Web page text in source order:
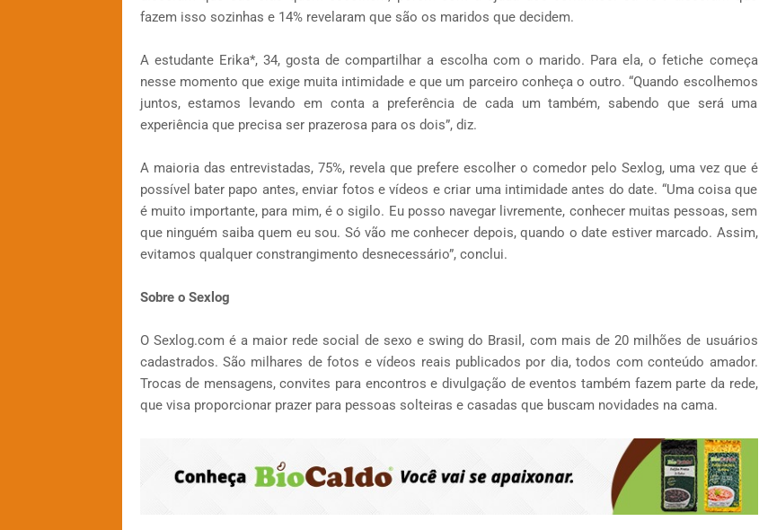
fazem isso sozinhas e 14% revelaram que são os maridos que decidem.
A estudante Erika*, 34, gosta de compartilhar a escolha com o marido. Para ela, o fetiche começa
nesse momento que exige muita intimidade e que um parceiro conheça o outro. “Quando escolhemos
juntos, estamos levando em conta a preferência de cada um também, sabendo que será uma
experiência que precisa ser prazerosa para os dois”, diz.
A maioria das entrevistadas, 75%, revela que prefere escolher o comedor pelo Sexlog, uma vez que é
possível bater papo antes, enviar fotos e vídeos e criar uma intimidade antes do date. “Uma coisa que
é muito importante, para mim, é o sigilo. Eu posso navegar livremente, conhecer muitas pessoas, sem
que ninguém saiba quem eu sou. Só vão me conhecer depois, quando o date estiver marcado. Assim,
evitamos qualquer constrangimento desnecessário”, conclui.
Sobre o Sexlog
O Sexlog.com é a maior rede social de sexo e swing do Brasil, com mais de 20 milhões de usuários
cadastrados. São milhares de fotos e vídeos reais publicados por dia, todos com conteúdo amador.
Trocas de mensagens, convites para encontros e divulgação de eventos também fazem parte da rede,
que visa proporcionar prazer para pessoas solteiras e casadas que buscam novidades na cama.